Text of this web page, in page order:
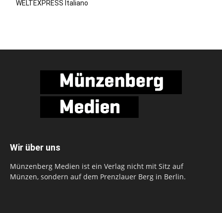
WELTEXPRESS Italiano
Wir über uns
Münzenberg Medien ist ein Verlag nicht mit Sitz auf
Münzen, sondern auf dem Prenzlauer Berg in Berlin.